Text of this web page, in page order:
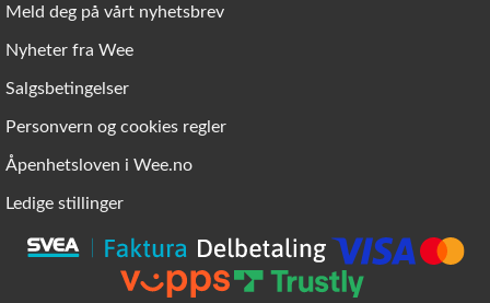
Meld deg på vårt nyhetsbrev
Nyheter fra Wee
Salgsbetingelser
Personvern og cookies regler
Åpenhetsloven i Wee.no
Ledige stillinger